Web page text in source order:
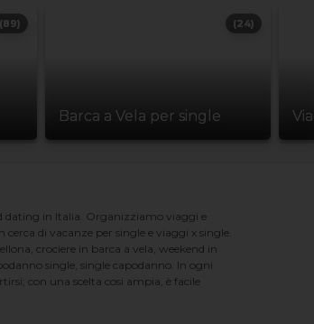
(89)
Barca a Vela per single
(24)
dating in Italia. Organizziamo viaggi e
di vacanze per single e viaggi x single.
crociere in barca a vela, weekend in
single, single capodanno. In ogni
con una scelta cosi ampia, è facile